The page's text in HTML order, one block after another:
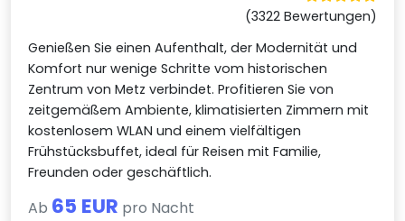
(3322 Bewertungen)
Genießen Sie einen Aufenthalt, der Modernität und
Komfort nur wenige Schritte vom historischen
Zentrum von Metz verbindet. Profitieren Sie von
zeitgemäßem Ambiente, klimatisierten Zimmern mit
kostenlosem WLAN und einem vielfältigen
Frühstücksbuffet, ideal für Reisen mit Familie,
Freunden oder geschäftlich.
Ab 65 EUR pro Nacht